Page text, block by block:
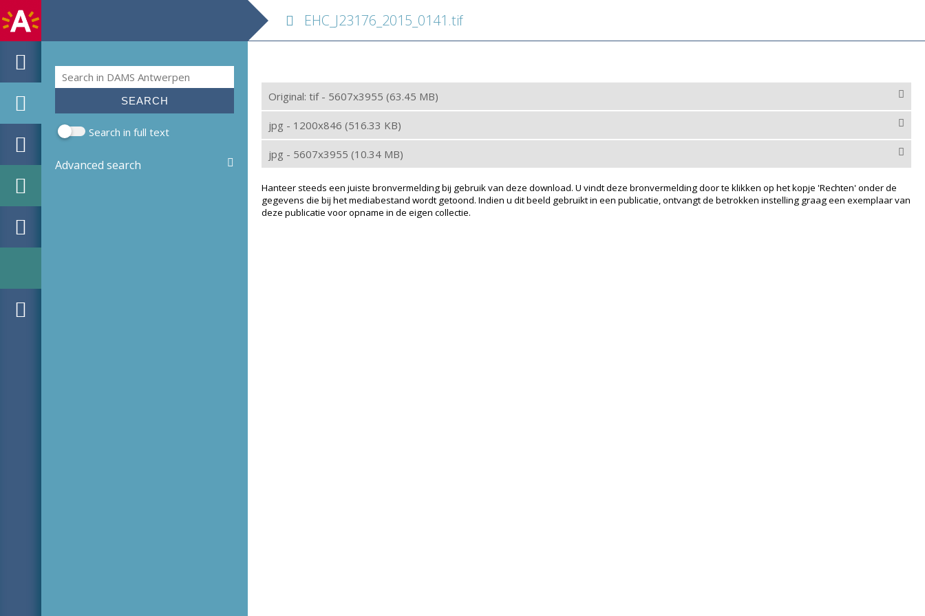
Search form
Search
Search in full text
Advanced search
EHC_J23176_2015_0141.tif
Original: tif - 5607x3955 (63.45 MB)
jpg - 1200x846 (516.33 KB)
jpg - 5607x3955 (10.34 MB)
Hanteer steeds een juiste bronvermelding bij gebruik van deze download. U vindt deze bronvermelding door te klikken op het kopje 'Rechten' onder de
gegevens die bij het mediabestand wordt getoond. Indien u dit beeld gebruikt in een publicatie, ontvangt de betrokken instelling graag een exemplaar van
deze publicatie voor opname in de eigen collectie.